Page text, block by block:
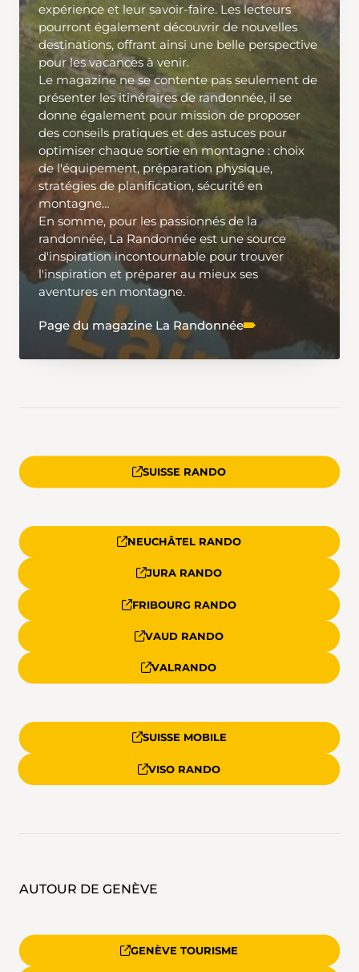
expérience et leur savoir-faire. Les lecteurs
pourront également découvrir de nouvelles
destinations, offrant ainsi une belle perspective
pour les vacances à venir.
Le magazine ne se contente pas seulement de
présenter les itinéraires de randonnée, il se
donne également pour mission de proposer
des conseils pratiques et des astuces pour
optimiser chaque sortie en montagne : choix
de l'équipement, préparation physique,
stratégies de planification, sécurité en
montagne…
En somme, pour les passionnés de la
randonnée, La Randonnée est une source
d'inspiration incontournable pour trouver
l'inspiration et préparer au mieux ses
aventures en montagne.
Page du magazine La Randonnée
SUISSE RANDO
NEUCHÂTEL RANDO
JURA RANDO
FRIBOURG RANDO
VAUD RANDO
VALRANDO
SUISSE MOBILE
VISO RANDO
AUTOUR DE GENÈVE
GENÈVE TOURISME